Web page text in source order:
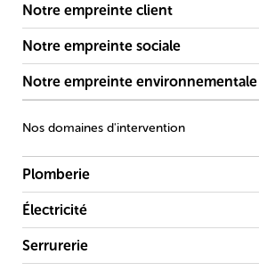
Notre empreinte client
Notre empreinte sociale
Notre empreinte environnementale
Nos domaines d'intervention
Plomberie
Électricité
Serrurerie